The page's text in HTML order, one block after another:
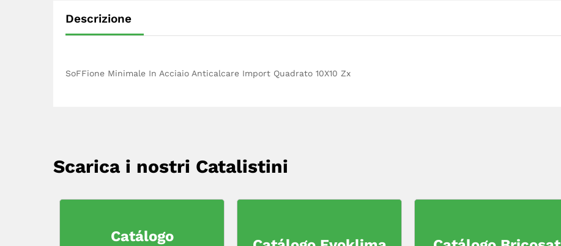
Descrizione
SoFFione Minimale In Acciaio Anticalcare Import Quadrato 10X10 Zx
Scarica i nostri Catalistini
Catálogo